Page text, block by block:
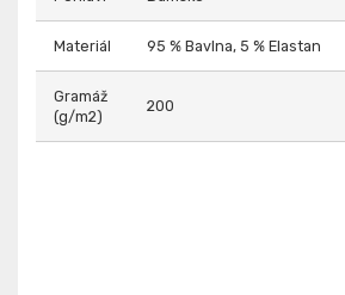
Materiál 95 % Bavlna, 5 % Elastan
Gramáž
(g/m2)
200